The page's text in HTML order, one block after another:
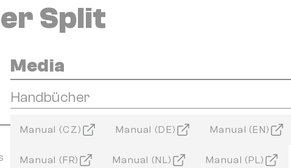
Split
Media
Handbücher
Manual (CZ) Manual (DE) Manual (EN)
Manual (FR) Manual (NL) Manual (PL)